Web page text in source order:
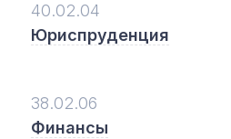
40.02.04
Юриспруденция
38.02.06
Финансы